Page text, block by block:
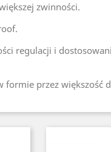
zwinności.
regulacji i
formie przez większość